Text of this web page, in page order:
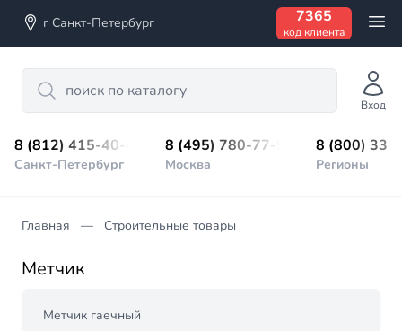
г Санкт-Петербург 7365
код клиента
Search
Вход
8 (812) 415-40-45
Санкт-Петербург
8 (495) 780-77-98
Москва
8 (800)
Регионы
Главная Строительные товары
Метчик
Метчик гаечный